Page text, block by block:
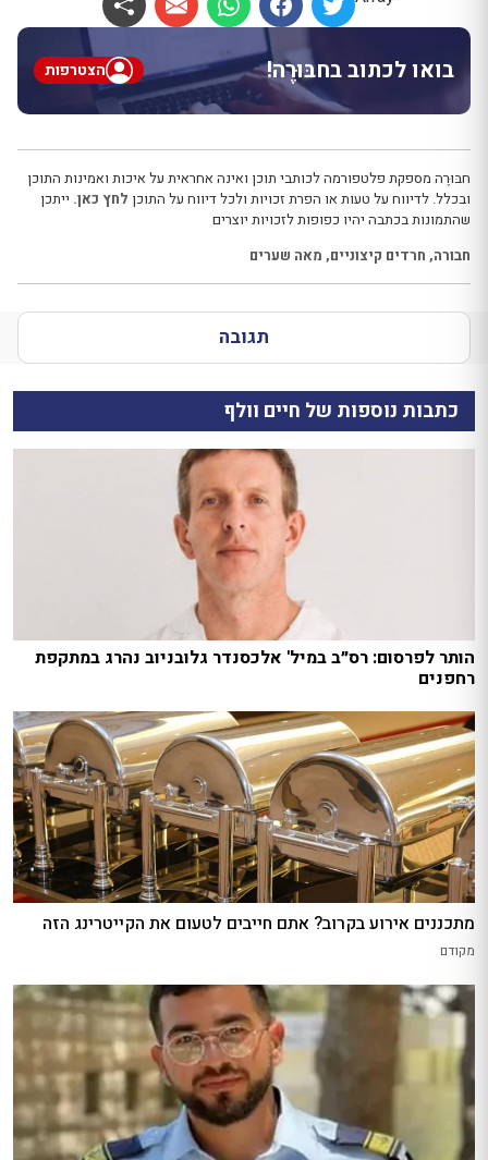
בואו לכתוב בחבּוּרֶה! הצטרפות
חבּוּרֶה מספקת פלטפורמה לכותבי תוכן ואינה אחראית על איכות ואמינות התוכן
ובכלל. לדיווח על טעות או הפרת זכויות ולכל דיווח על התוכן לחץ כאן. ייתכן
שהתמונות בכתבה יהיו כפופות לזכויות יוצרים
חבורה, חרדים קיצוניים, מאה שערים
תגובה
כתבות נוספות של חיים וולף
הותר לפרסום: רס״ב במיל' אלכסנדר גלובניוב נהרג במתקפת
רחפנים
מתכננים אירוע בקרוב? אתם חייבים לטעום את הקייטרינג הזה
מקודם